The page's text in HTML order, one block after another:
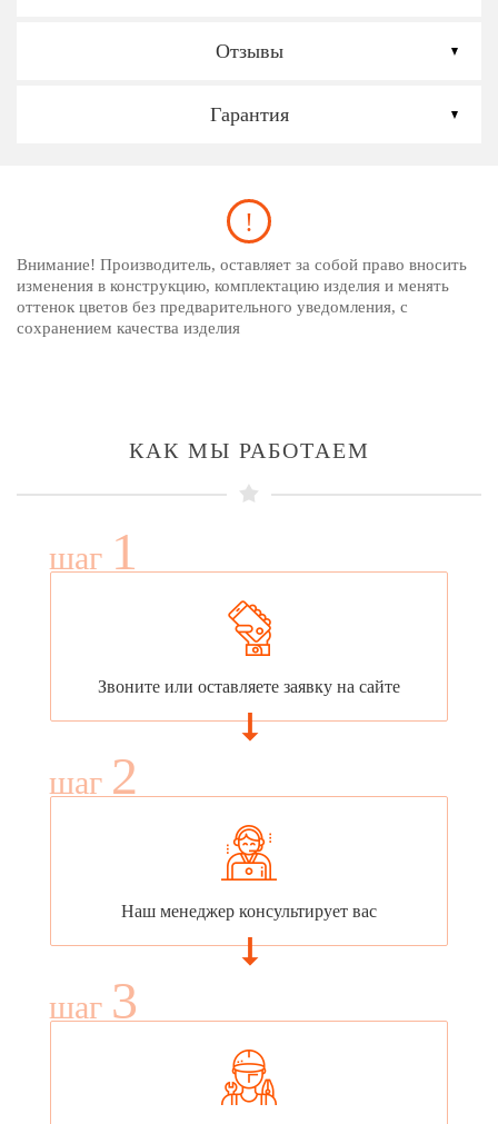
Отзывы
Гарантия
Внимание! Производитель, оставляет за собой право вносить
изменения в конструкцию, комплектацию изделия и менять
оттенок цветов без предварительного уведомления, с
сохранением качества изделия
КАК МЫ РАБОТАЕМ
шаг 1
Звоните или оставляете заявку на сайте
шаг 2
Наш менеджер консультирует вас
шаг 3